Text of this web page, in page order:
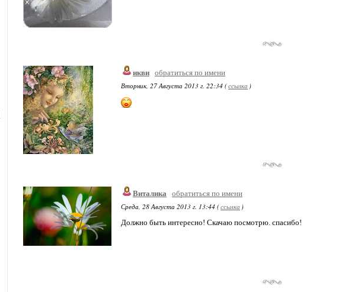
икви обратиться по имени
Вторник, 27 Августа 2013 г. 22:34 (ссылка )
Виталика
обратиться по имени
Среда, 28 Августа 2013 г. 13:44 (ссылка )
Должно быть интересно! Скачаю посмотрю. спасибо!